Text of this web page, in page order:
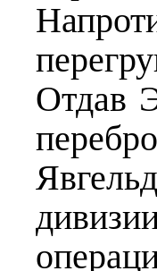
Отдав